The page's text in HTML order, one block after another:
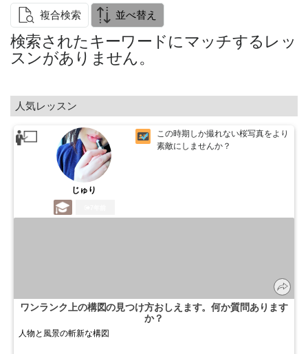
複合検索 並べ替え
検索されたキーワードにマッチするレッ
スンがありません。
人気レッスン
じゅり
この時期しか撮れない桜写真をより
素敵にしませんか？
ワンランク上の構図の見つけ方おしえます。何か質問あります
か？
人物と風景の斬新な構図